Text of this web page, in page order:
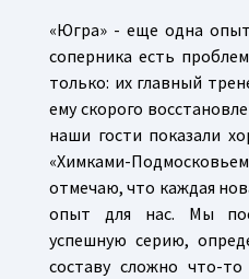
«Югра» - еще одна
соперника есть
только: их главный
ему скорого
наши гости показали
«Химками-
отмечаю, что каждая
опыт для нас. Мы
успешную серию,
составу сложно что-